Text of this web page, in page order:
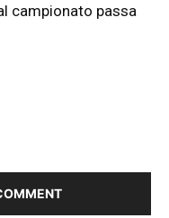
campionato passa